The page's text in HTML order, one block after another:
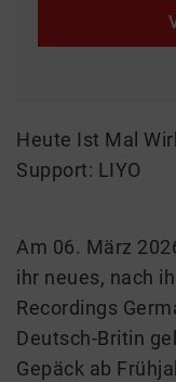
Heute Ist Mal
Support: LIYO
Am 06. März
ihr neues, nach
Recordings
Deutsch-Britin
Gepäck ab